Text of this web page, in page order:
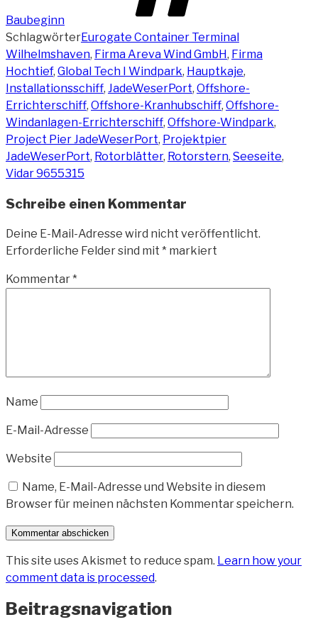
Baubeginn
SchlagwörterEurogate Container Terminal
Wilhelmshaven, Firma Areva Wind GmbH, Firma
Hochtief, Global Tech I Windpark, Hauptkaje,
Installationsschiff, JadeWeserPort, Offshore-
Errichterschiff, Offshore-Kranhubschiff, Offshore-
Windanlagen-Errichterschiff, Offshore-Windpark,
Project Pier JadeWeserPort, Projektpier
JadeWeserPort, Rotorblätter, Rotorstern, Seeseite,
Vidar 9655315
Schreibe einen Kommentar
Deine E-Mail-Adresse wird nicht veröffentlicht.
Erforderliche Felder sind mit * markiert
Kommentar*
Name
E-Mail-Adresse
Website
Name, E-Mail-Adresse und Website in diesem
Browser für meinen nächsten Kommentar speichern.
This site uses Akismet to reduce spam. Learn how your
comment data is processed.
Beitragsnavigation